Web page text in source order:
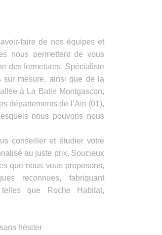
faire de nos équipes et
nous permettent de vous
des fermetures. Spécialiste
sur mesure, ainsi que de la
à La Batie Montgascon,
départements de l’Ain (01),
nous pouvons nous
conseiller et étudier votre
au juste prix. Soucieux
que nous vous proposons,
reconnues, fabriquant
que Roche Habitat,
sans hésiter